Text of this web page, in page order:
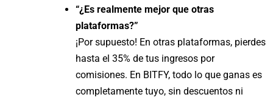
“¿Es realmente mejor que otras
plataformas?”
¡Por supuesto! En otras plataformas, pierdes
hasta el 35% de tus ingresos por
comisiones. En BITFY, todo lo que ganas es
completamente tuyo, sin descuentos ni